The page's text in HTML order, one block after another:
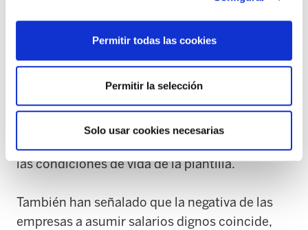
Permitir todas las cookies
Permitir la selección
Solo usar cookies necesarias
completas, ya que actualmente predominan
contratos de muy pocas horas semanales.
Las trabajadoras denuncian que empresas con
grandes beneficios como ISS, Serveo, Eulen o
FCC siguen priorizando sus ganancias frente a
las condiciones de vida de la plantilla.
También han señalado que la negativa de las
empresas a asumir salarios dignos coincide,